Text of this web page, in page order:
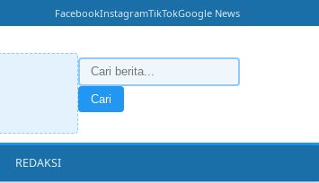
FacebookInstagramTikTokGoogle News
Cari
REDAKSI